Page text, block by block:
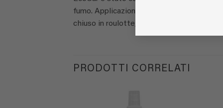
fumo. Applicazioni: deodorare gli interni
chiuso in roulotte, gli odori sgradevoli in
PRODOTTI CORRELATI